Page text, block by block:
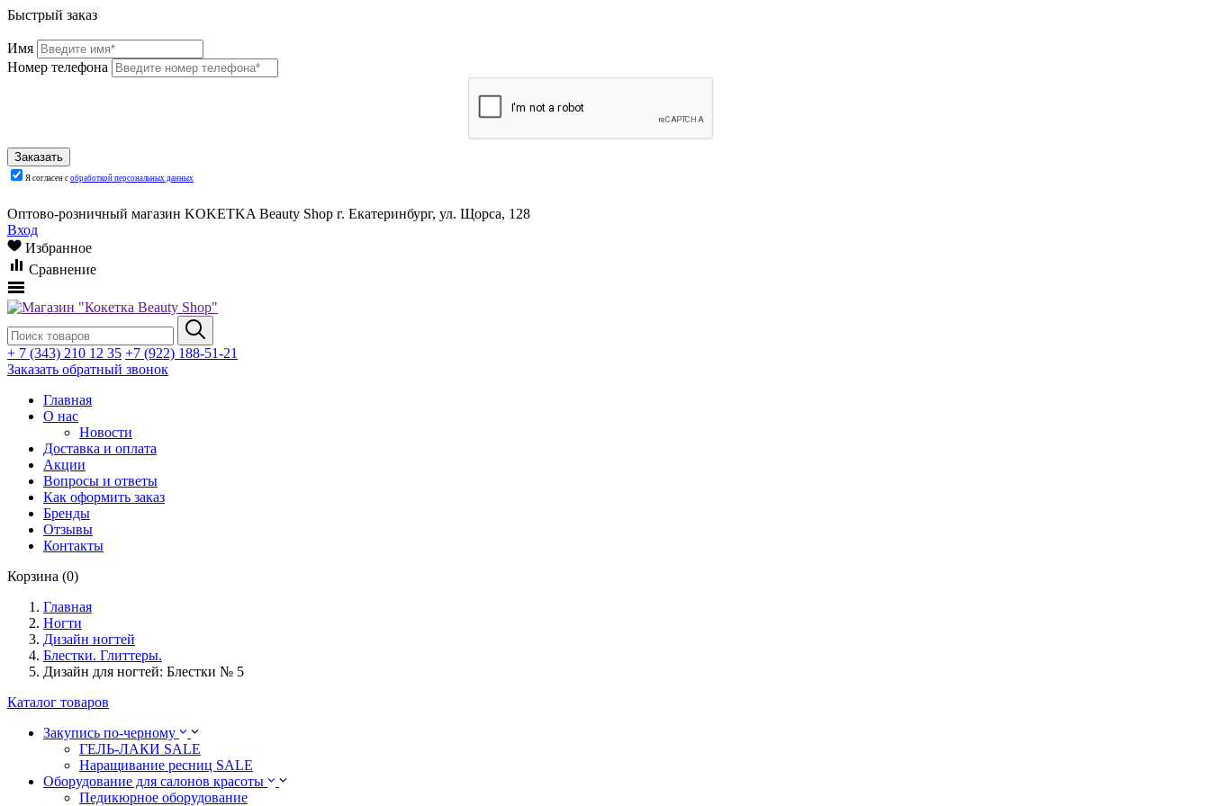
Быстрый заказ
Имя
Номер телефона
Я согласен с обработкой персональных данных
Оптово-розничный магазин KOKETKA Beauty Shop г. Екатеринбург, ул. Щорса, 128
Вход
Избранное
Сравнение
+ 7 (343) 210 12 35 +7 (922) 188-51-21
Заказать обратный звонок
Главная
О нас
Новости
Доставка и оплата
Акции
Вопросы и ответы
Как оформить заказ
Бренды
Отзывы
Контакты
Корзина (0)
Главная
Ногти
Дизайн ногтей
Блестки. Глиттеры.
Дизайн для ногтей: Блестки № 5
Каталог товаров
Закупись по-черному
ГЕЛЬ-ЛАКИ SALE
Наращивание ресниц SALE
Оборудование для салонов красоты
Педикюрное оборудование